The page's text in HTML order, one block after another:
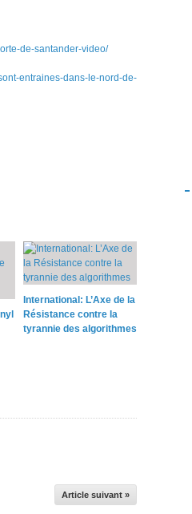
de-santander-video/
entraines-dans-le-nord-de-
International: L’Axe de la
Résistance contre la
tyrannie des algorithmes
Article suivant »